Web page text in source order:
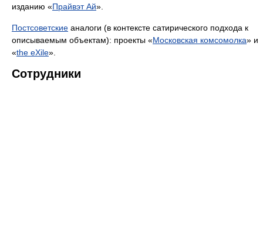
изданию «Прайвэт Ай».
Постсоветские аналоги (в контексте сатирического подхода к
описываемым объектам): проекты «Московская комсомолка» и
«the eXile».
Сотрудники